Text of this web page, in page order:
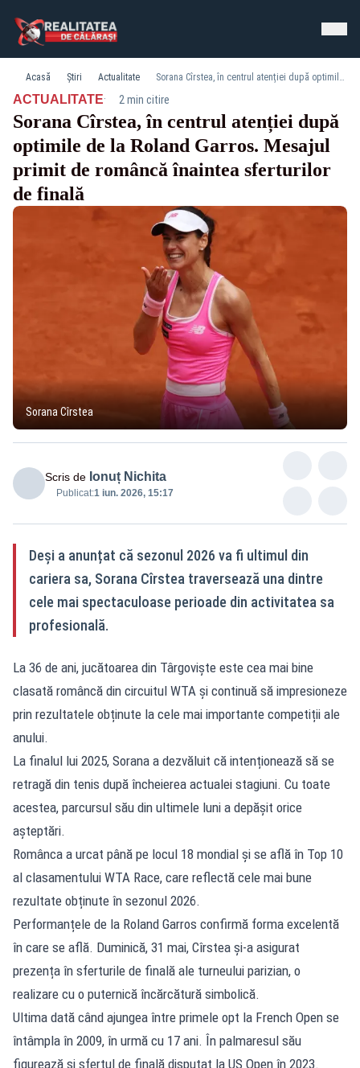
Acasă Știri Actualitate Sorana Cîrstea, în centrul atenției după optimile de la Roland Garros. Mesajul primit de româncă înaintea sferturilor de finală
ACTUALITATE· 2 min citire
Sorana Cîrstea, în centrul atenției după
optimile de la Roland Garros. Mesajul
primit de româncă înaintea sferturilor
de finală
Sorana Cîrstea
Scris de Ionuț Nichita
Publicat:1 iun. 2026, 15:17
Deși a anunțat că sezonul 2026 va fi ultimul din
cariera sa, Sorana Cîrstea traversează una dintre
cele mai spectaculoase perioade din activitatea sa
profesională.
La 36 de ani, jucătoarea din Târgoviște este cea mai bine
clasată româncă din circuitul WTA și continuă să impresioneze
prin rezultatele obținute la cele mai importante competiții ale
anului.
La finalul lui 2025, Sorana a dezvăluit că intenționează să se
retragă din tenis după încheierea actualei stagiuni. Cu toate
acestea, parcursul său din ultimele luni a depășit orice
așteptări.
Românca a urcat până pe locul 18 mondial și se află în Top 10
al clasamentului WTA Race, care reflectă cele mai bune
rezultate obținute în sezonul 2026.
Performanțele de la Roland Garros confirmă forma excelentă
în care se află. Duminică, 31 mai, Cîrstea și-a asigurat
prezența în sferturile de finală ale turneului parizian, o
realizare cu o puternică încărcătură simbolică.
Ultima dată când ajungea între primele opt la French Open se
întâmpla în 2009, în urmă cu 17 ani. În palmaresul său
figurează și sfertul de finală disputat la US Open în 2023.